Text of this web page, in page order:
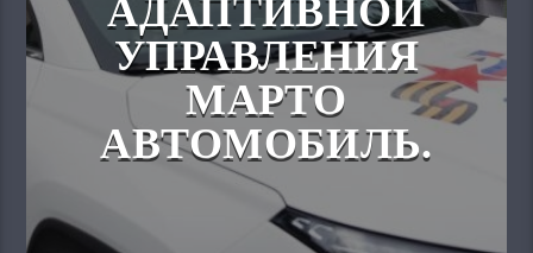
АДАПТИВНОЙ
УПРАВЛЕНИЯ
МАРТО
АВТОМОБИЛЬ.